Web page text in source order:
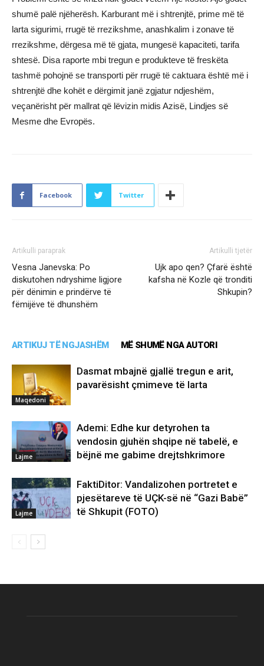
shumë palë njëherësh. Karburant më i shtrenjtë, prime më të
larta sigurimi, rrugë të rrezikshme, anashkalim i zonave të
rrezikshme, dërgesa më të gjata, mungesë kapaciteti, tarifa
shtesë. Disa raporte mbi tregun e produkteve të freskëta
tashmë pohojnë se transporti për rrugë të caktuara është më i
shtrenjtë dhe kohët e dërgimit janë zgjatur ndjeshëm,
veçanërisht për mallrat që lëvizin midis Azisë, Lindjes së
Mesme dhe Evropës.
Facebook Twitter
Artikulli paraprak
Vesna Janevska: Po
diskutohen ndryshime ligjore
për dënimin e prindërve të
fëmijëve të dhunshëm
Artikulli tjetër
Ujk apo qen? Çfarë është
kafsha në Kozle që tronditi
Shkupin?
ARTIKUJ TË NGJASHËM MË SHUMË NGA AUTORI
Maqedoni
Dasmat mbajnë gjallë tregun e arit,
pavarësisht çmimeve të larta
Lajme
Ademi: Edhe kur detyrohen ta
vendosin gjuhën shqipe në tabelë, e
bëjnë me gabime drejtshkrimore
Lajme
FaktiDitor: Vandalizohen portretet e
pjesëtareve të UÇK-së në “Gazi Babë”
të Shkupit (FOTO)